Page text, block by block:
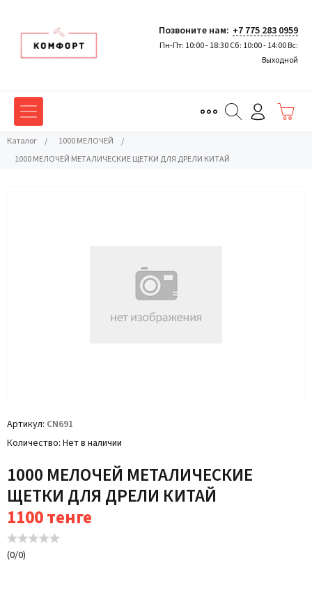
Позвоните нам: +7 775 283 0959
Пн-Пт: 10:00 - 18:30 Сб: 10:00 - 14:00 Вс:
Выходной
Каталог / 1000 МЕЛОЧЕЙ
/
1000 МЕЛОЧЕЙ МЕТАЛИЧЕСКИЕ ЩЕТКИ ДЛЯ ДРЕЛИ КИТАЙ
Артикул CN691
Количество Нет в наличии
1000 МЕЛОЧЕЙ МЕТАЛИЧЕСКИЕ
ЩЕТКИ ДЛЯ ДРЕЛИ КИТАЙ
1100тенге
(0/0)